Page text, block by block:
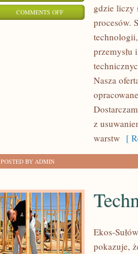
COMMENTS OFFON
ENERGETYKA
gdzie liczy
procesów.
przemysłu
Nasza
z
warstw [
POSTED BY ADMIN
Ekos-
pokazuje,